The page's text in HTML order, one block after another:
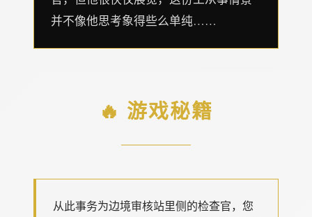
并不像他思考象得些么单纯……
🔥 游戏秘籍
从此事务为边境审核站里侧的检查官，您